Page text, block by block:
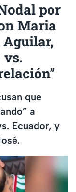
por
Maria
Aguilar,
que
a
Ecuador, y